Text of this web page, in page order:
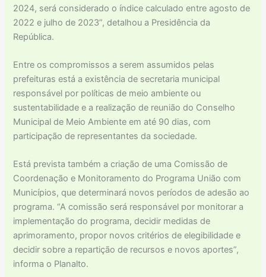
2024, será considerado o índice calculado entre agosto de
2022 e julho de 2023”, detalhou a Presidência da
República.
Entre os compromissos a serem assumidos pelas
prefeituras está a existência de secretaria municipal
responsável por políticas de meio ambiente ou
sustentabilidade e a realização de reunião do Conselho
Municipal de Meio Ambiente em até 90 dias, com
participação de representantes da sociedade.
Está prevista também a criação de uma Comissão de
Coordenação e Monitoramento do Programa União com
Municípios, que determinará novos períodos de adesão ao
programa. “A comissão será responsável por monitorar a
implementação do programa, decidir medidas de
aprimoramento, propor novos critérios de elegibilidade e
decidir sobre a repartição de recursos e novos aportes”,
informa o Planalto.